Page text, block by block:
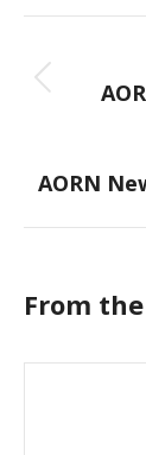
AORN
From